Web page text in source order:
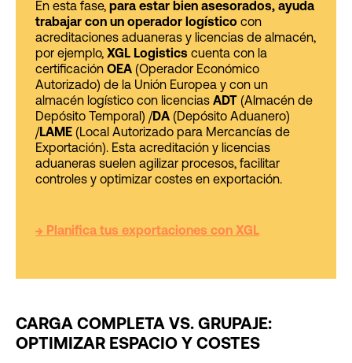
En esta fase, para estar bien asesorados, ayuda
trabajar con un operador logístico con
acreditaciones aduaneras y licencias de almacén,
por ejemplo, XGL Logistics cuenta con la
certificación OEA (Operador Económico
Autorizado) de la Unión Europea y con un
almacén logístico con licencias ADT
(Almacén de
Depósito Temporal) /DA (Depósito Aduanero)
/LAME (Local Autorizado para Mercancías de
Exportación). Esta acreditación y licencias
aduaneras suelen agilizar procesos, facilitar
controles y optimizar costes en exportación.
→ Planifica tus exportaciones con XGL
CARGA COMPLETA VS. GRUPAJE:
OPTIMIZAR ESPACIO Y COSTES